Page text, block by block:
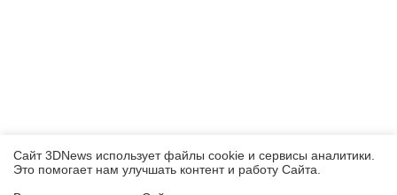
Сайт 3DNews использует файлы cookie и сервисы аналитики.
Это помогает нам улучшать контент и работу Cайта.